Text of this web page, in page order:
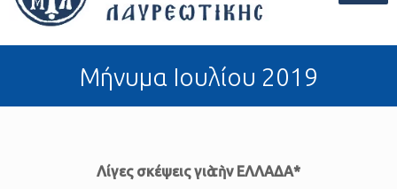
Μήνυμα Ιουλίου 2019
Λίγες σκέψεις γιὰ τὴν ΕΛΛΑΔΑ*